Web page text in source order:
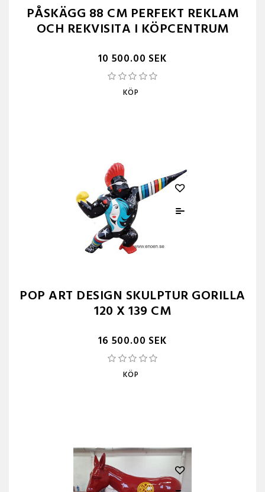
PÅSKÄGG 88 CM PERFEKT REKLAM
OCH REKVISITA I KÖPCENTRUM
10 500.00 SEK
KÖP
POP ART DESIGN SKULPTUR GORILLA
120 X 139 CM
16 500.00 SEK
KÖP